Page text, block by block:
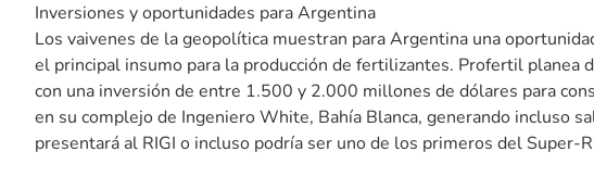
Inversiones y oportunidades para Argentina
Los vaivenes de la geopolítica muestran para Argentina una
el principal insumo para la producción de fertilizantes. Profertil planea
con una inversión de entre 1.500 y 2.000 millones de dólares para
en su complejo de Ingeniero White, Bahía Blanca, generando incluso
presentará al RIGI o incluso podría ser uno de los primeros del Super-